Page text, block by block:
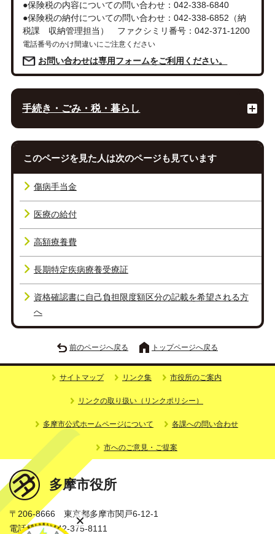
●保険税の内容についての問い合わせ：042-338-6840
●保険税の納付についての問い合わせ：042-338-6852（納
税課 収納管理担当） ファクシミリ番号：042-371-1200
電話番号のかけ間違いにご注意ください
お問い合わせは専用フォームをご利用ください。
手続き・ごみ・税・暮らし
このページを見た人は次のページも見ています
傷病手当金
医療の給付
高額療養費
長期特定疾病療養受療証
資格確認書に自己負担限度額区分の記載を希望される方
へ
前のページへ戻る トップページへ戻る
サイトマップ リンク集 市役所のご案内
リンクの取り扱い（リンクポリシー）
多摩市公式ホームページについて 各課への問い合わせ
市へのご意見・ご提案
多摩市役所
〒206-8666 東京都多摩市関戸6-12-1
電話番号：042-375-8111